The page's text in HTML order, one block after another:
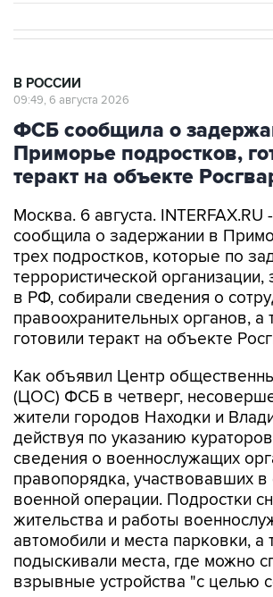
ФСБ сообщила о
Приморье подростков,
теракт на объекте
Москва. 6 августа.
трех подростков, которые по
террористической организации,
в РФ, собирали сведения о
правоохранительных органов, а
готовили теракт на объекте
Как объявил Центр
жители городов Находки и
действуя по указанию
сведения о военнослужащих
правопорядка, участвовавших в
военной операции. Подростки
жительства и работы
автомобили и места парковки, а
подыскивали места, где можно
взрывные устройства "с целью
диверсионно-террористического
одном из объектов Росгвардии".